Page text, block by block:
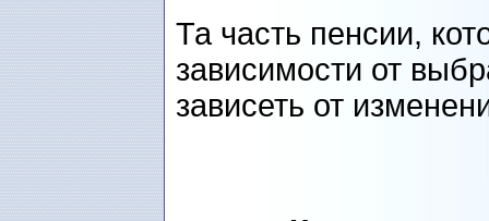
Та часть пенсии,
зависимости от
зависеть от